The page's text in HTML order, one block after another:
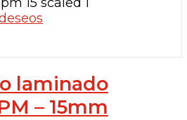
laminado
– 15mm